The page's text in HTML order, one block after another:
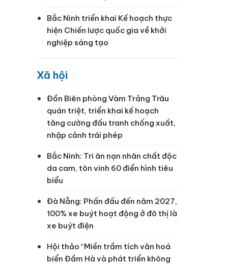
Bắc Ninh triển khai Kế hoạch thực
hiện Chiến lược quốc gia về khởi
nghiệp sáng tạo
Xã hội
Đồn Biên phòng Vàm Trảng Trâu
quán triệt, triển khai kế hoạch
tăng cường đấu tranh chống xuất,
nhập cảnh trái phép
Bắc Ninh: Tri ân nạn nhân chất độc
da cam, tôn vinh 60 điển hình tiêu
biểu
Đà Nẵng: Phấn đấu đến năm 2027,
100% xe buýt hoạt động ở đô thị là
xe buýt điện
Hội thảo “Miền trầm tích văn hoá
biển Đầm Hà và phát triển không